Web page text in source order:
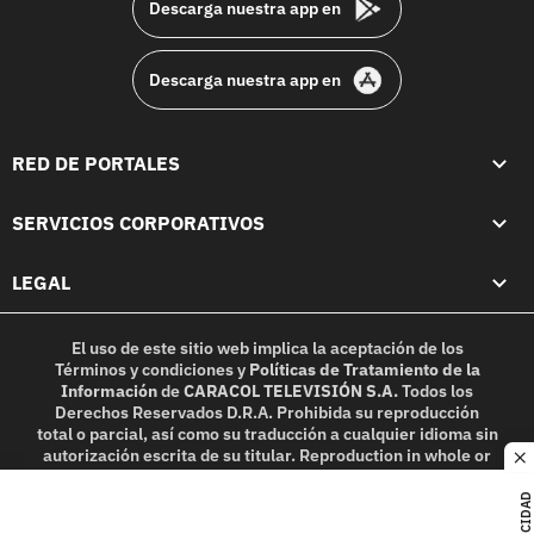
Descarga nuestra app en
Descarga nuestra app en
RED DE PORTALES
SERVICIOS CORPORATIVOS
LEGAL
El uso de este sitio web implica la aceptación de los
Términos y condicionesy Políticas de Tratamiento de la
InformacióndeCARACOL TELEVISIÓN S.A.Todos los
Derechos Reservados D.R.A. Prohibida su reproducción
total o parcial, así como su traducción a cualquier idioma sin
autorización escrita de su titular. Reproduction in whole or